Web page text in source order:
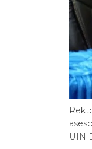
UIN